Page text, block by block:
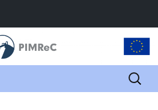
Пошук: